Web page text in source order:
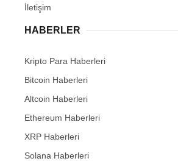
İletişim
HABERLER
Kripto Para Haberleri
Bitcoin Haberleri
Altcoin Haberleri
Ethereum Haberleri
XRP Haberleri
Solana Haberleri